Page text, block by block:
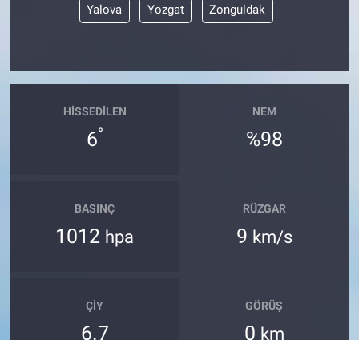
Yalova Yozgat Zonguldak
HISSEDILEN
6°
NEM
%98
BASINÇ
1012 hpa
RÜZGAR
9 km/s
ÇIY
6.7
GÖRÜŞ
0 km